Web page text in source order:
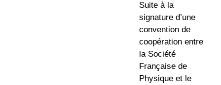
Suite à la
signature d’une
convention de
coopération entre
la Société
Française de
Physique et le